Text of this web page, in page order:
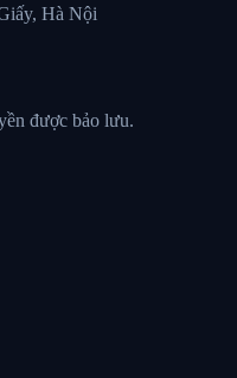
Hà Nội
được bảo lưu.